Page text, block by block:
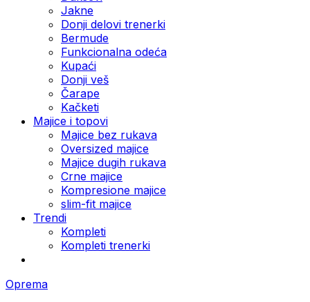
Jakne
Donji delovi trenerki
Bermude
Funkcionalna odeća
Kupaći
Donji veš
Čarape
Kačketi
Majice i topovi
Majice bez rukava
Oversized majice
Majice dugih rukava
Crne majice
Kompresione majice
slim-fit majice
Trendi
Kompleti
Kompleti trenerki
Oprema